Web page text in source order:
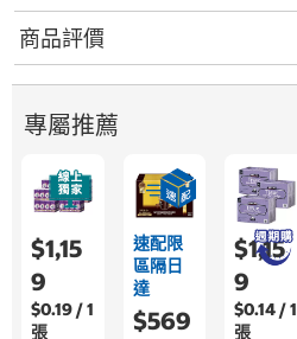
商品評價
專屬推薦
$1,15
9
$0.19 / 1
張
速配限
區隔日
達
$569
$1,15
9
$0.14 / 1
張